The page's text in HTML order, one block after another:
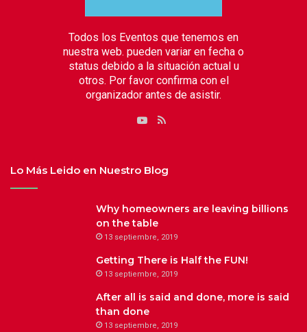
Todos los Eventos que tenemos en
nuestra web. pueden variar en fecha o
status debido a la situación actual u
otros. Por favor confirma con el
organizador antes de asistir.
RSS
Lo Más Leido en Nuestro Blog
Why homeowners are leaving billions
on the table
13 septiembre, 2019
Getting There is Half the FUN!
13 septiembre, 2019
After all is said and done, more is said
than done
13 septiembre, 2019